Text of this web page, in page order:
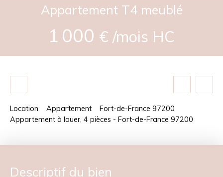
Appartement T4 meublé
1 000 € /mois HC
Location Appartement
Fort-de-France 97200
Appartement à louer, 4 pièces - Fort-de-France 97200
Descriptif du bien